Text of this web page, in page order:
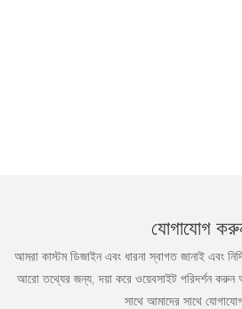
যোগাযোগ
আমরা কাস্টম ডিজাইন এবং ধারনা স্বাগত জানাই এবং
আরো তথ্যের জন্য, দয়া করে ওয়েবসাইট পরিদর্শন করুন
সাথে আমাদের সাথে